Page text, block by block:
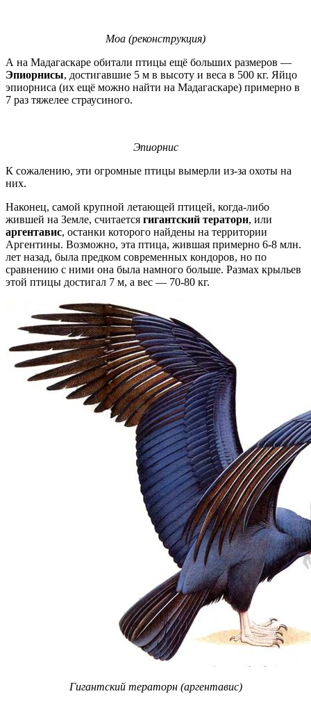
Моа (реконструкция)
А на Мадагаскаре обитали птицы ещё больших размеров —
Эпиорнисы, достигавшие 5 м в высоту и веса в 500 кг. Яйцо
эпиорниса (их ещё можно найти на Мадагаскаре) примерно в
7 раз тяжелее страусиного.
Эпиорнис
К сожалению, эти огромные птицы вымерли из-за охоты на
них.
Наконец, самой крупной летающей птицей, когда-либо
жившей на Земле, считается гигантский тераторн, или
аргентавис, останки которого найдены на территории
Аргентины. Возможно, эта птица, жившая примерно 6-8 млн.
лет назад, была предком современных кондоров, но по
сравнению с ними она была намного больше. Размах крыльев
этой птицы достигал 7 м, а вес — 70-80 кг.
Гигантский тераторн (аргентавис)